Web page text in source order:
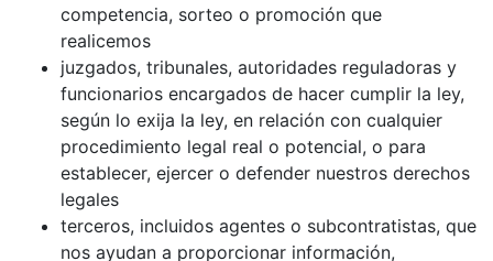
competencia, sorteo o promoción que
realicemos
juzgados, tribunales, autoridades reguladoras y
funcionarios encargados de hacer cumplir la ley,
según lo exija la ley, en relación con cualquier
procedimiento legal real o potencial, o para
establecer, ejercer o defender nuestros derechos
legales
terceros, incluidos agentes o subcontratistas, que
nos ayudan a proporcionar información,